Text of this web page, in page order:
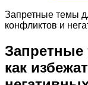
Запретные темы
конфликтов и
Запретные
как